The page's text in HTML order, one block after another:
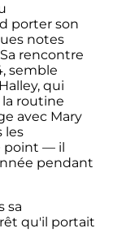
porter son
notes
rencontre
, semble
qui
routine
avec Mary
les
point — il
pendant
sa
qu'il portait